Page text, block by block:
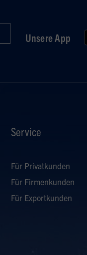
Unsere App
Service
Für Privatkunden
Für Firmenkunden
Für Exportkunden